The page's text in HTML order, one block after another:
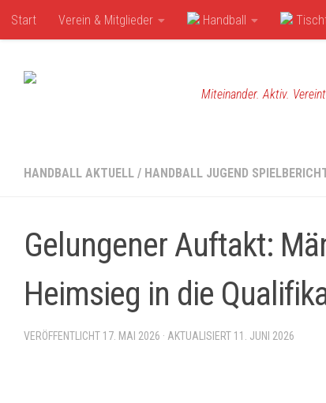
Zum Inhalt springen
Start Verein & Mitglieder Handball
Miteinander. Aktiv.
HANDBALL AKTUELL / HANDBALL JUGEND
Gelungener Auftakt:
Heimsieg in die
VERÖFFENTLICHT 17. MAI 2026 · AKTUALISIERT 11. JUNI 2026